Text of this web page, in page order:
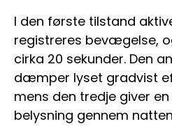
I den første tilstand
registreres bevægelse,
cirka 20 sekunder. Den
dæmper lyset gradvist
mens den tredje giver
belysning gennem